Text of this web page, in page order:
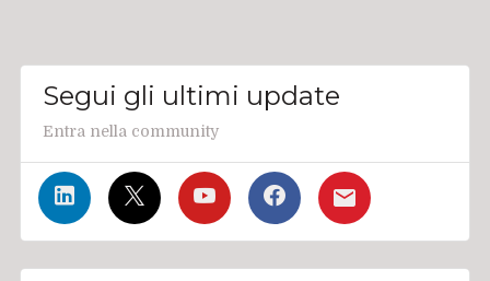
Segui gli ultimi update
Entra nella community